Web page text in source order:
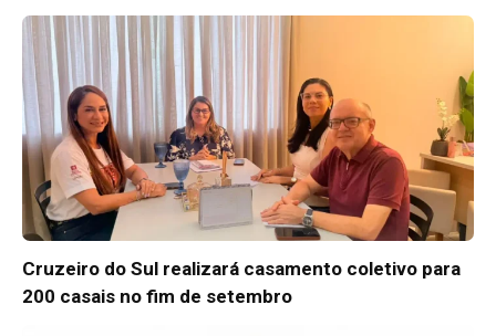
Cruzeiro do Sul realizará casamento coletivo para
200 casais no fim de setembro